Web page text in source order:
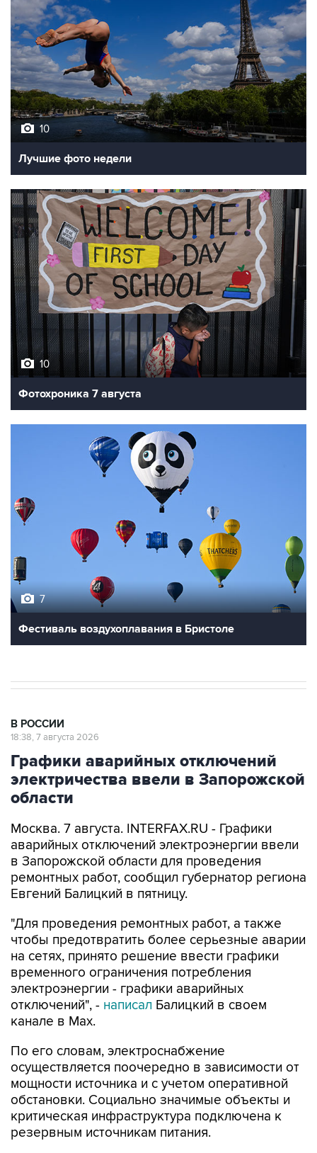
10
Лучшие фото недели
10
Фотохроника 7 августа
7
Фестиваль воздухоплавания в Бристоле
В РОССИИ
18:38, 7 августа 2026
Графики аварийных отключений
электричества ввели в Запорожской
области
Москва. 7 августа. INTERFAX.RU - Графики
аварийных отключений электроэнергии ввели
в Запорожской области для проведения
ремонтных работ, сообщил губернатор региона
Евгений Балицкий в пятницу.
"Для проведения ремонтных работ, а также
чтобы предотвратить более серьезные аварии
на сетях, принято решение ввести графики
временного ограничения потребления
электроэнергии - графики аварийных
отключений", - написал Балицкий в своем
канале в Max.
По его словам, электроснабжение
осуществляется поочередно в зависимости от
мощности источника и с учетом оперативной
обстановки. Социально значимые объекты и
критическая инфраструктура подключена к
резервным источникам питания.